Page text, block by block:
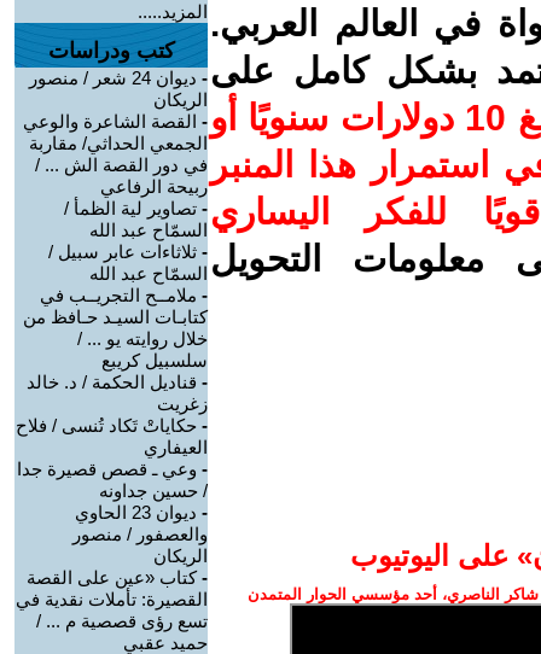
في العالم العربي.
بشكل كامل على
ساهم/ي معنا! بدعمكم بمبلغ 10 دولارات سنويًا أو
استمرار هذا المنبر
للفكر اليساري
معلومات التحويل
على اليوتيوب
الناصري، أحد مؤسسي الحوار المتمدن
المزيد.....
كتب ودراسات
-
ديوان 24 شعر / منصور
الريكان
- القصة الشاعرة والوعي
الجمعي الحداثي/ مقاربة
في دور القصة الش ... /
ربيحة الرفاعي
- تصاوير لية الظمأ /
السمّاح عبد الله
- ثلاثاءات عابر سبيل /
السمّاح عبد الله
- ملامــح التجريــب في
كتابـات السيـد حـافظ من
خلال روايته يو ... /
سلسبيل كريبع
- قناديل الحكمة / د. خالد
زغريت
- حكاياتْ تَكاد تُنسى / فلاح
العيفاري
- وعي ـ قصص قصيرة جدا
/ حسين جداونه
-
ديوان 23 الحاوي
والعصفور / منصور
الريكان
-كتاب «عين على القصة
القصيرة: تأملات نقدية في
تسع رؤى قصصية م ... /
حميد عقبي